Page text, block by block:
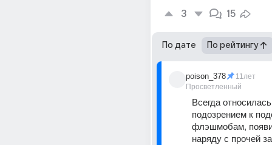
3 15
По дате По рейтингу
poison_378
Просветленный
11лет
Всегда
подозрением к
флэшмобам,
наряду с прочей